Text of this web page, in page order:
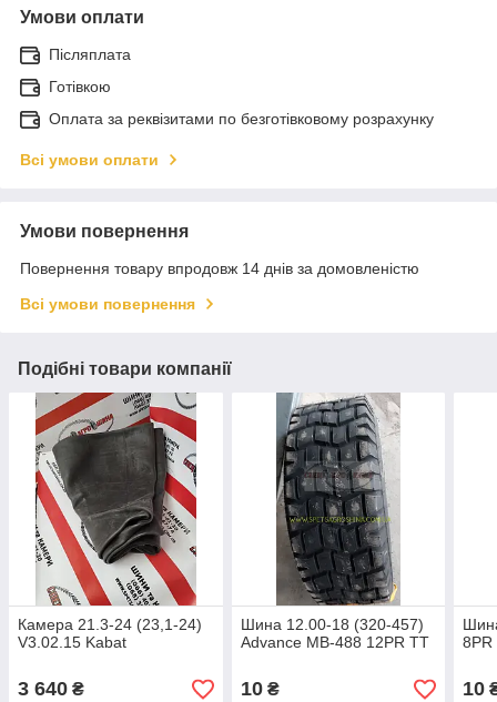
Умови оплати
Післяплата
Готівкою
Оплата за реквізитами по безготівковому розрахунку
Всі умови оплати
Умови повернення
Повернення товару впродовж 14 днів за домовленістю
Всі умови повернення
Подібні товари компанії
Камера 21.3-24 (23,1-24)
V3.02.15 Kabat
3 640 ₴
Шина 12.00-18 (320-457)
Advance MB-488 12PR TT
10₴
8PR
10